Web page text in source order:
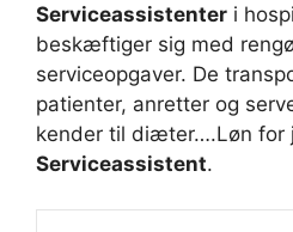
Serviceassistenter i
beskæftiger sig med
serviceopgaver. De
patienter, anretter og
kender til diæter….Løn for
Serviceassistent.